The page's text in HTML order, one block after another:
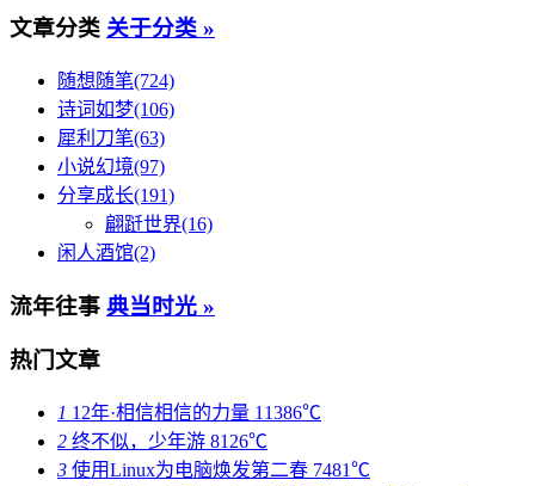
文章分类 关于分类 »
随想随笔(724)
诗词如梦(106)
犀利刀笔(63)
小说幻境(97)
分享成长(191)
翩跹世界(16)
闲人酒馆(2)
流年往事 典当时光 »
热门文章
1 12年·相信相信的力量 11386℃
2 终不似，少年游 8126℃
3 使用Linux为电脑焕发第二春 7481℃